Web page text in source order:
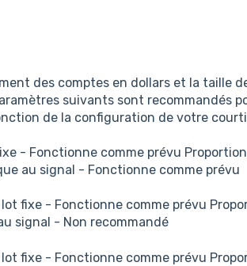
des comptes en dollars et la taille
suivants sont recommandés
de la configuration de votre
- Fonctionne comme prévu
au signal - Fonctionne comme prévu
fixe - Fonctionne comme prévu
signal - Non recommandé
fixe - Fonctionne comme prévu